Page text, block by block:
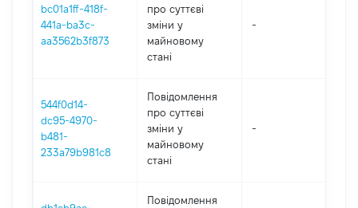
bc01a1ff-418f-
441a-ba3c-
aa3562b3f873
про суттєві
зміни y
майновому
стані
-
544f0d14-
dc95-4970-
b481-
233a79b981c8
Повідомлення
про суттєві
зміни y
майновому
стані
-
Повідомлення